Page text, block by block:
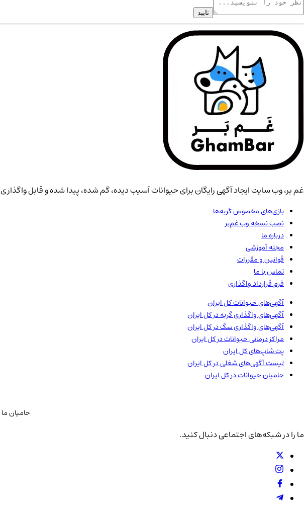
تایید
غم بر، وب سایت ایجاد آگهی رایگان برای حیوانات آسیب دیده، گم شده، پیدا شده و قابل واگذاری
بازی‌های مخصوص گربه‌ها
نصب نسخه وب غم‌بر
درباره ما
مجله آموزشی
قوانین و مقررات
تماس با ما
فرم قرارداد واگذاری
آگهی‌های حیواناتکل ایران
آگهی‌های واگذاری گربه درکل ایران
آگهی‌های واگذاری سگ درکل ایران
مراکز درمانی حیوانات درکل ایران
پت شاپ‌هایکل ایران
لیست آگهی‌های شغلی درکل ایران
حامیان حیوانات درکل ایران
حامیان ما
ما را در شبکه‌های اجتماعی دنبال کنید.